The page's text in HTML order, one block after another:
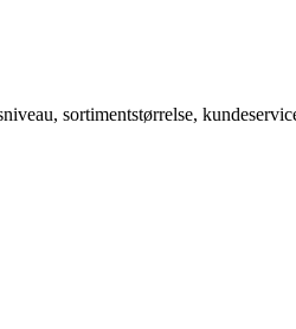
sortimentstørrelse,